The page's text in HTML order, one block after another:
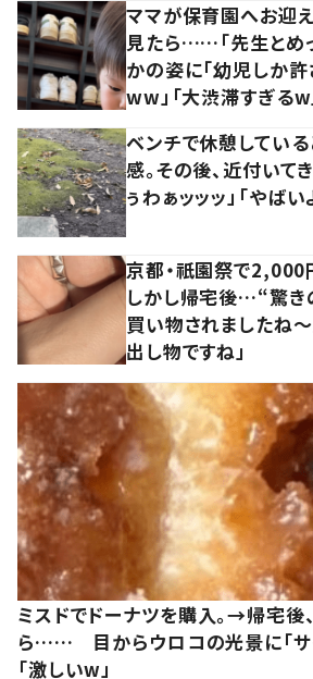
ママが保育園へお迎
見たら……「先生とめ
かの姿に「幼児しか
ww」「大渋滞すぎるw
ベンチで休憩してい
感。その後、近付いて
ぅわぁッッッ」「やばい
京都・祇園祭で
しかし帰宅後…“驚き
買い物されましたね～
出し物ですね」
ミスドでドーナツを購入。→帰宅後
ら…… 目からウロコの光景に「サ
「激しいw」